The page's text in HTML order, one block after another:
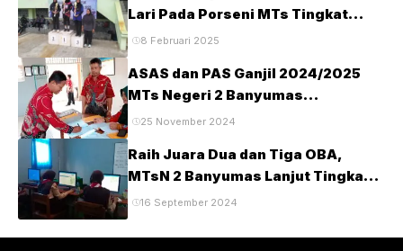
Lari Pada Porseni MTs Tingkat
Kabupaten Banyumas Tahun 2025
8 Februari 2025
ASAS dan PAS Ganjil 2024/2025
MTs Negeri 2 Banyumas
Berlangsung Tertib dan Lancar
25 November 2024
Raih Juara Dua dan Tiga OBA,
MTsN 2 Banyumas Lanjut Tingkat
Provinsi
16 September 2024